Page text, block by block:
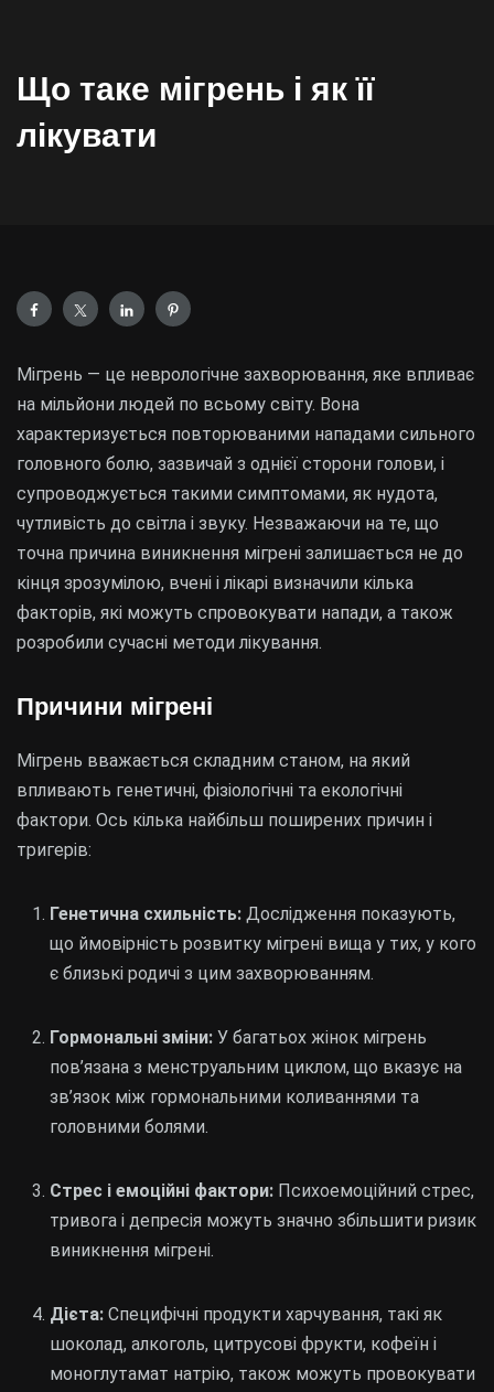
Що таке мігрень і як її
лікувати
Мігрень — це неврологічне захворювання, яке впливає
на мільйони людей по всьому світу. Вона
характеризується повторюваними нападами сильного
головного болю, зазвичай з однієї сторони голови, і
супроводжується такими симптомами, як нудота,
чутливість до світла і звуку. Незважаючи на те, що
точна причина виникнення мігрені залишається не до
кінця зрозумілою, вчені і лікарі визначили кілька
факторів, які можуть спровокувати напади, а також
розробили сучасні методи лікування.
Причини мігрені
Мігрень вважається складним станом, на який
впливають генетичні, фізіологічні та екологічні
фактори. Ось кілька найбільш поширених причин і
тригерів:
Генетична схильність: Дослідження показують,
що ймовірність розвитку мігрені вища у тих, у кого
є близькі родичі з цим захворюванням.
Гормональні зміни: У багатьох жінок мігрень
пов’язана з менструальним циклом, що вказує на
зв’язок між гормональними коливаннями та
головними болями.
Стрес і емоційні фактори: Психоемоційний стрес,
тривога і депресія можуть значно збільшити ризик
виникнення мігрені.
Дієта: Специфічні продукти харчування, такі як
шоколад, алкоголь, цитрусові фрукти, кофеїн і
моноглутамат натрію, також можуть провокувати